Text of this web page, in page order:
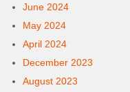
June 2024
May 2024
April 2024
December 2023
August 2023